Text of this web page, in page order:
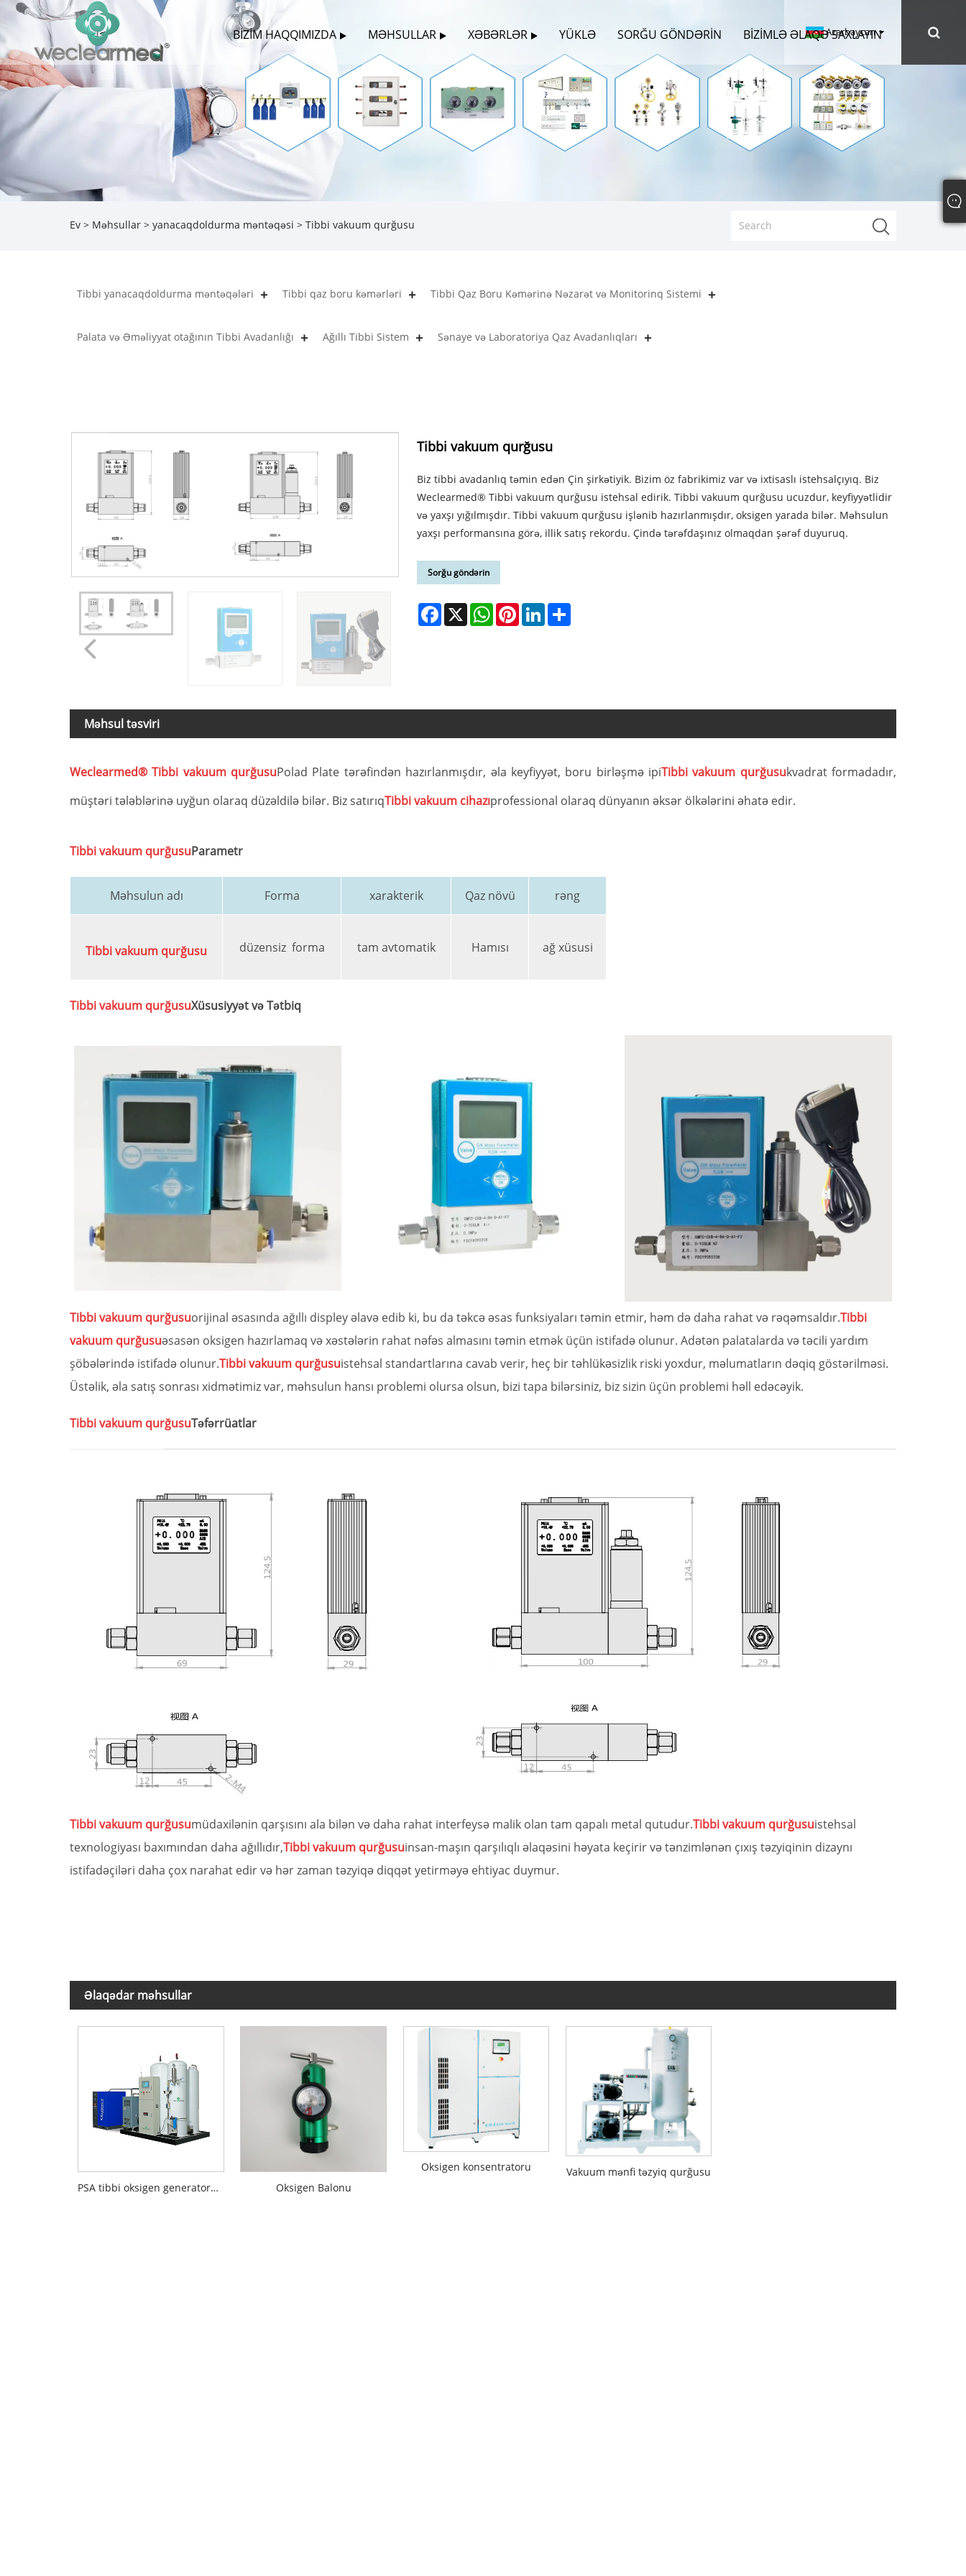
BIZIM HAQQIMIZDA MƏHSULLAR XƏBƏRLƏR YÜKLƏ SORĞU GÖNDƏRIN BIZIMLƏ ƏLAQƏ SAXLAYIN
Azərbaycan
Ev > Məhsullar > yanacaqdoldurma məntəqəsi > Tibbi vakuum qurğusu
Tibbi yanacaqdoldurma məntəqələri Tibbi qaz boru kəmərləri Tibbi Qaz Boru Kəmərinə Nəzarət və Monitorinq Sistemi
Palata və Əməliyyat otağının Tibbi Avadanlığı Ağıllı Tibbi Sistem Sənaye və Laboratoriya Qaz Avadanlıqları
Tibbi vakuum qurğusu
Biz tibbi avadanlıq təmin edən Çin şirkətiyik. Bizim öz fabrikimiz var və ixtisaslı istehsalçıyıq. Biz
Weclearmed® Tibbi vakuum qurğusu istehsal edirik. Tibbi vakuum qurğusu ucuzdur, keyfiyyətlidir
və yaxşı yığılmışdır. Tibbi vakuum qurğusu işlənib hazırlanmışdır, oksigen yarada bilər. Məhsulun
yaxşı performansına görə, illik satış rekordu. Çində tərəfdaşınız olmaqdan şərəf duyuruq.
Sorğu göndərin
Facebook
X WhatsAppPinterestLinkedIn
Məhsul təsviri
Weclearmed® Tibbi vakuum qurğusuPolad Plate tərəfindən hazırlanmışdır, əla keyfiyyət, boru birləşmə ipiTibbi vakuum qurğusukvadrat formadadır,
müştəri tələblərinə uyğun olaraq düzəldilə bilər. Biz satırıqTibbi vakuum cihazıprofessional olaraq dünyanın əksər ölkələrini əhatə edir.
Tibbi vakuum qurğusuParametr
Məhsulun adı Forma xarakterik Qaz növü rəng
Tibbi vakuum qurğusu düzensiz forma tam avtomatik Hamısı ağ xüsusi
Tibbi vakuum qurğusuXüsusiyyət və Tətbiq
Tibbi vakuum qurğusuorijinal əsasında ağıllı displey əlavə edib ki, bu da təkcə əsas funksiyaları təmin etmir, həm də daha rahat və rəqəmsaldır.Tibbi
vakuum qurğusuəsasən oksigen hazırlamaq və xəstələrin rahat nəfəs almasını təmin etmək üçün istifadə olunur. Adətən palatalarda və təcili yardım
şöbələrində istifadə olunur.Tibbi vakuum qurğusuistehsal standartlarına cavab verir, heç bir təhlükəsizlik riski yoxdur, məlumatların dəqiq göstərilməsi.
Üstəlik, əla satış sonrası xidmətimiz var, məhsulun hansı problemi olursa olsun, bizi tapa bilərsiniz, biz sizin üçün problemi həll edəcəyik.
Tibbi vakuum qurğusuTəfərrüatlar
Tibbi vakuum qurğusumüdaxilənin qarşısını ala bilən və daha rahat interfeysə malik olan tam qapalı metal qutudur.Tibbi vakuum qurğusuistehsal
texnologiyası baxımından daha ağıllıdır,Tibbi vakuum qurğusuinsan-maşın qarşılıqlı əlaqəsini həyata keçirir və tənzimlənən çıxış təzyiqinin dizaynı
istifadəçiləri daha çox narahat edir və hər zaman təzyiqə diqqət yetirməyə ehtiyac duymur.
Əlaqədar məhsullar
PSA tibbi oksigen generatoru zavodu Oksigen Balonu
Oksigen konsentratoru Vakuum mənfi təzyiq qurğusu